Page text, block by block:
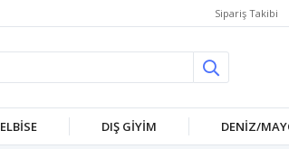
Sipariş Takibi
ELBİSE DIŞ GİYİM DENİZ/